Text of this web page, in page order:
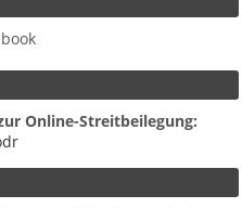
Online-Streitbeilegung: